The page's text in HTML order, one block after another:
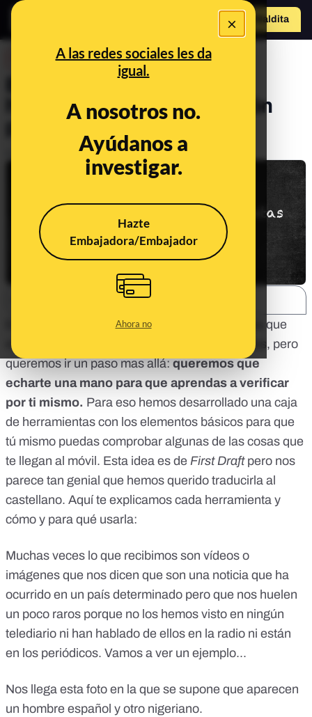
×
A las redes sociales les da
igual.
A nosotros no.
Ayúdanos a
investigar.
Hazte
Embajadora/Embajador
Ahora no
Hazte Maldito
Educación: la caja de
herramientas de verificación
para que no te la cuelen
Nov 28, 2018, 8:05:19 AM
te alertamos a diario de los bulos que
están circulando gracias a que tú nos los envías, pero
queremos ir un paso mas allá:queremos que
echarte una mano para que aprendas a verificar
por ti mismo. Para eso hemos desarrollado una caja
de herramientas con los elementos básicos para que
tú mismo puedas comprobar algunas de las cosas que
te llegan al móvil. Esta idea es de First Draftpero nos
parece tan genial que hemos querido traducirla al
castellano. Aquí te explicamos cada herramienta y
cómo y para qué usarla:
Muchas veces lo que recibimos son vídeos o
imágenes que nos dicen que son una noticia que ha
ocurrido en un país determinado pero que nos huelen
un poco raros porque no los hemos visto en ningún
telediario ni han hablado de ellos en la radio ni están
en los periódicos. Vamos a ver un ejemplo...
Nos llega esta foto en la que se supone que aparecen
un hombre español y otro nigeriano.